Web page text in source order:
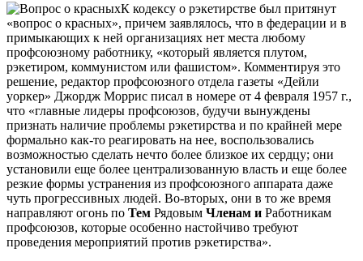
К кодексу о рэкетирстве был притянут
«вопрос о красных», причем заявлялось, что в федерации и в
примыкающих к ней организациях нет места любому
профсоюзному работнику, «который является плутом,
рэкетиром, коммунистом или фашистом». Комментируя это
решение, редактор профсоюзного отдела газеты «Дейли
уоркер» Джордж Моррис писал в номере от 4 февраля 1957 г.,
что «главные лидеры профсоюзов, будучи вынуждены
признать наличие проблемы рэкетирства и по крайней мере
формально как-то реагировать на нее, воспользовались
возможностью сделать нечто более близкое их сердцу; они
установили еще более централизованную власть и еще более
резкие формы устранения из профсоюзного аппарата даже
чуть прогрессивных людей. Во-вторых, они в то же время
направляют огонь по Тем Рядовым Членам и Работникам
профсоюзов, которые особенно настойчиво требуют
проведения мероприятий против рэкетирства».